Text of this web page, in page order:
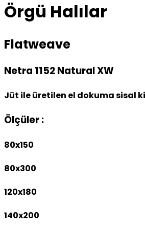
Örgü Halılar
Flatweave
Netra 1152 Natural XW
Jüt ile üretilen el dokuma sisal
Ölçüler :
80x150
80x300
120x180
140x200